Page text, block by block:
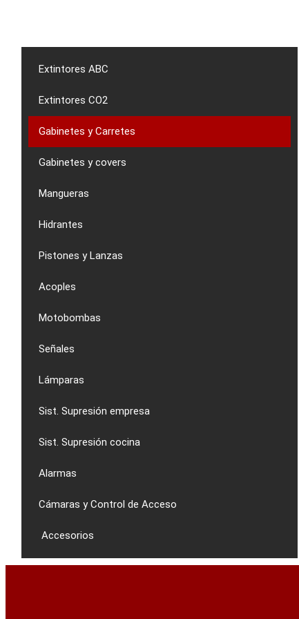
Extintores ABC
Extintores CO2
Gabinetes y Carretes
Gabinetes y covers
Mangueras
Hidrantes
Pistones y Lanzas
Acoples
Motobombas
Señales
Lámparas
Sist. Supresión empresa
Sist. Supresión cocina
Alarmas
Cámaras y Control de Acceso
Accesorios